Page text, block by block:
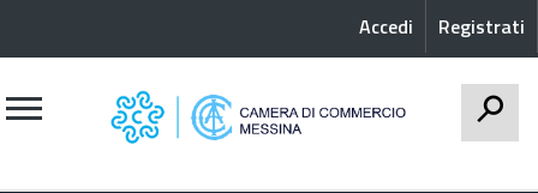
Registrati
Accedi